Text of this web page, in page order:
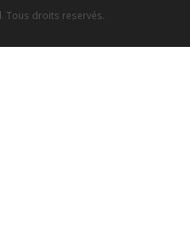
Tous droits reservés.